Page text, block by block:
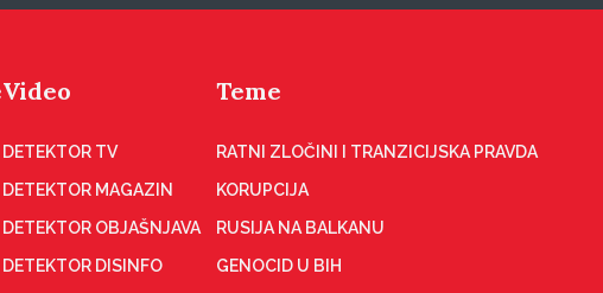
Video
DETEKTOR TV
DETEKTOR MAGAZIN
DETEKTOR OBJAŠNJAVA
DETEKTOR DISINFO
Teme
RATNI ZLOČINI I TRANZICIJSKA PRAVDA
KORUPCIJA
RUSIJA NA BALKANU
GENOCID U BIH